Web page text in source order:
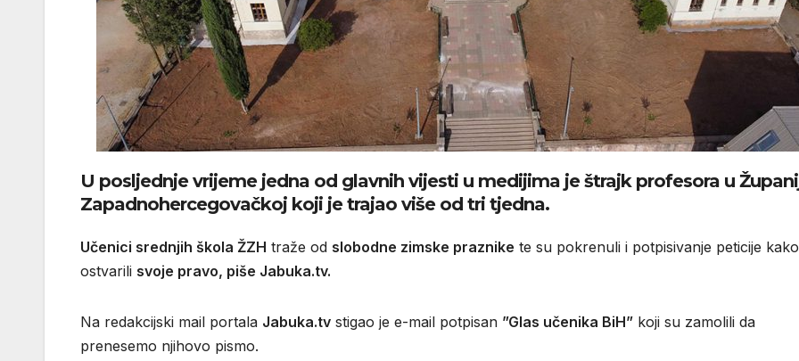
U posljednje vrijeme jedna od glavnih vijesti u medijima je štrajk profesora u
Zapadnohercegovačkoj koji je trajao više od tri tjedna.
Učenici srednjih škola ŽZH traže od slobodne zimske praznike te su pokrenuli i potpisivanje peticije
ostvarili svoje pravo, piše Jabuka.tv.
Na redakcijski mail portala Jabuka.tv stigao je e-mail potpisan ”Glas učenika BiH” koji su zamolili da
prenesemo njihovo pismo.